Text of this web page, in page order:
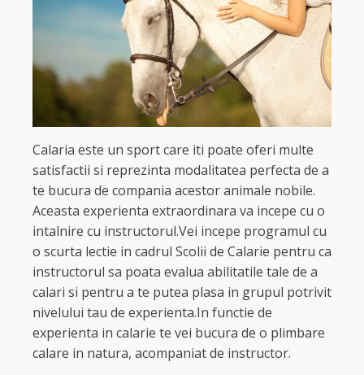
Calaria este un sport care iti poate oferi multe
satisfactii si reprezinta modalitatea perfecta de a
te bucura de compania acestor animale nobile.
Aceasta experienta extraordinara va incepe cu o
intalnire cu instructorul.Vei incepe programul cu
o scurta lectie in cadrul Scolii de Calarie pentru ca
instructorul sa poata evalua abilitatile tale de a
calari si pentru a te putea plasa in grupul potrivit
nivelului tau de experienta.In functie de
experienta in calarie te vei bucura de o plimbare
calare in natura, acompaniat de instructor.